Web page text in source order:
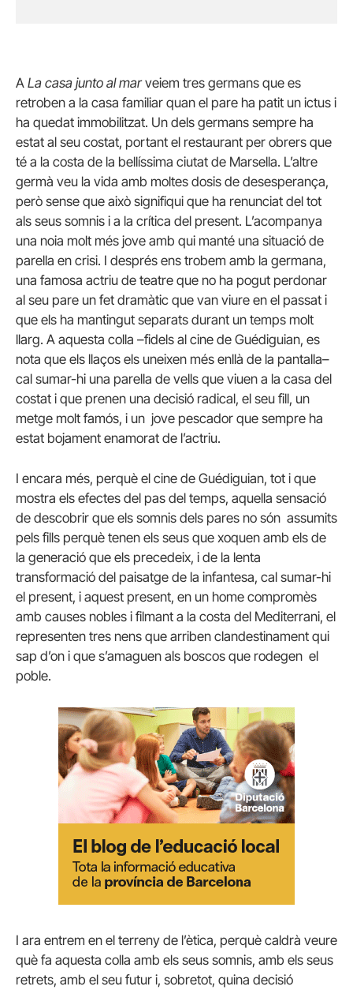
A La casa junto al marveiem tres germans que es
retroben a la casa familiar quan el pare ha patit un ictus i
ha quedat immobilitzat. Un dels germans sempre ha
estat al seu costat, portant el restaurant per obrers que
té a la costa de la bellíssima ciutat de Marsella. L’altre
germà veu la vida amb moltes dosis de desesperança,
però sense que això signifiqui que ha renunciat del tot
als seus somnis i a la crítica del present. L’acompanya
una noia molt més jove amb qui manté una situació de
parella en crisi. I després ens trobem amb la germana,
una famosa actriu de teatre que no ha pogut perdonar
al seu pare un fet dramàtic que van viure en el passat i
que els ha mantingut separats durant un temps molt
llarg. A aquesta colla –fidels al cine de Guédiguian, es
nota que els llaços els uneixen més enllà de la pantalla–
cal sumar-hi una parella de vells que viuen a la casa del
costat i que prenen una decisió radical, el seu fill, un
metge molt famós, i un jove pescador que sempre ha
estat bojament enamorat de l’actriu.
I encara més, perquè el cine de Guédiguian, tot i que
mostra els efectes del pas del temps, aquella sensació
de descobrir que els somnis dels pares no són assumits
pels fills perquè tenen els seus que xoquen amb els de
la generació que els precedeix, i de la lenta
transformació del paisatge de la infantesa, cal sumar-hi
el present, i aquest present, en un home compromès
amb causes nobles i filmant a la costa del Mediterrani, el
representen tres nens que arriben clandestinament qui
sap d’on i que s’amaguen als boscos que rodegen el
poble.
I ara entrem en el terreny de l’ètica, perquè caldrà veure
què fa aquesta colla amb els seus somnis, amb els seus
retrets, amb el seu futur i, sobretot, quina decisió